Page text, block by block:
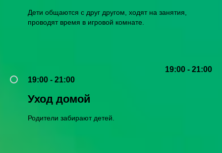
Дети общаются с друг другом, ходят на занятия,
проводят время в игровой комнате.
19:00 - 21:00
19:00 - 21:00
Уход домой
Родители забирают детей.